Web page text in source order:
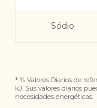
Sódio
* % Valores Diarios de
kJ. Sus valores diarios
necesidades energéticas.